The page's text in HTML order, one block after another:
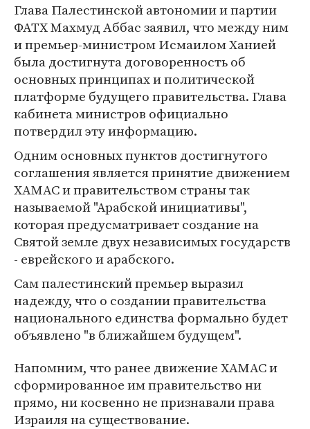
Глава Палестинской автономии и партии
ФАТХ Махмуд Аббас заявил, что между ним
и премьер-министром Исмаилом Ханией
была достигнута договоренность об
основных принципах и политической
платформе будущего правительства. Глава
кабинета министров официально
потвердил эту информацию.
Одним основных пунктов достигнутого
соглашения является принятие движением
ХАМАС и правительством страны так
называемой "Арабской инициативы",
которая предусматривает создание на
Святой земле двух независимых государств
- еврейского и арабского.
Сам палестинский премьер выразил
надежду, что о создании правительства
национального единства формально будет
объявлено "в ближайшем будущем".
Напомним, что ранее движение ХАМАС и
сформированное им правительство ни
прямо, ни косвенно не признавали права
Израиля на существование.